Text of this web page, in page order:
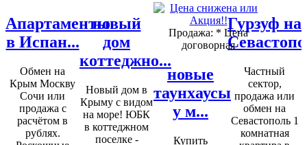
Апартаменты
в Испан...
Обмен на
Крым Москву
Сочи или
продажа с
расчётом в
рублях.
новый
дом
коттеджно...
Новый дом в
Крыму с видом
на море! ЮБК
в коттеджном
поселке -
Продажа: * Цена
договорная
новые
таунхаусы
у м...
Купить
Гурзуф на
Частный
сектор,
продажа или
обмен на
Севастополь 1
комнатная